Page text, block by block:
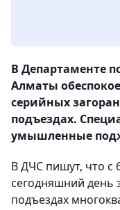
В Департаменте
Алматы
серийных
подъездах.
умышленные
В ДЧС пишут, что с
сегодняшний день
подъездах